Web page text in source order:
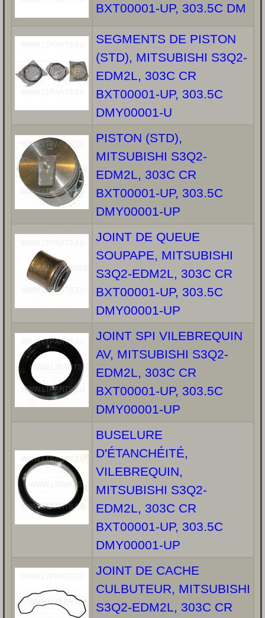
BXT00001-UP, 303.5C DM
SEGMENTS DE PISTON
(STD), MITSUBISHI S3Q2-
EDM2L, 303C CR
BXT00001-UP, 303.5C
DMY00001-U
PISTON (STD),
MITSUBISHI S3Q2-
EDM2L, 303C CR
BXT00001-UP, 303.5C
DMY00001-UP
JOINT DE QUEUE
SOUPAPE, MITSUBISHI
S3Q2-EDM2L, 303C CR
BXT00001-UP, 303.5C
DMY00001-UP
JOINT SPI VILEBREQUIN
AV, MITSUBISHI S3Q2-
EDM2L, 303C CR
BXT00001-UP, 303.5C
DMY00001-UP
BUSELURE
D'ÉTANCHÉITÉ,
VILEBREQUIN,
MITSUBISHI S3Q2-
EDM2L, 303C CR
BXT00001-UP, 303.5C
DMY00001-UP
JOINT DE CACHE
CULBUTEUR, MITSUBISHI
S3Q2-EDM2L, 303C CR